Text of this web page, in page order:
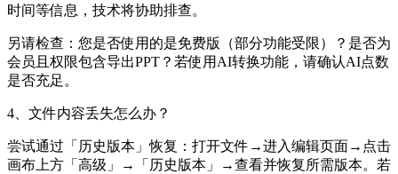
时间等信息，技术将协助排查。
另请检查：您是否使用的是免费版（部分功能受限）？是否为
会员且权限包含导出PPT？若使用AI转换功能，请确认AI点数
是否充足。
4、文件内容丢失怎么办？
尝试通过「历史版本」恢复：打开文件→进入编辑页面→点击
画布上方「高级」→「历史版本」→查看并恢复所需版本。若